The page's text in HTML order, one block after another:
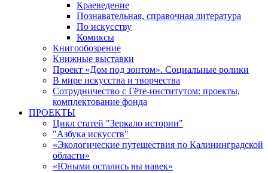
Краеведение
Познавательная, справочная литература
По искусству
Комиксы
Книгообозрение
Книжные выставки
Проект «Дом под зонтом». Социальные ролики
В мире искусства и творчества
Сотрудничество с Гёте-институтом: проекты,
комплектование фонда
ПРОЕКТЫ
Цикл статей "Зеркало истории"
"Азбука искусств"
«Экологические путешествия по Калининградской
области»
«Юными остались вы навек»